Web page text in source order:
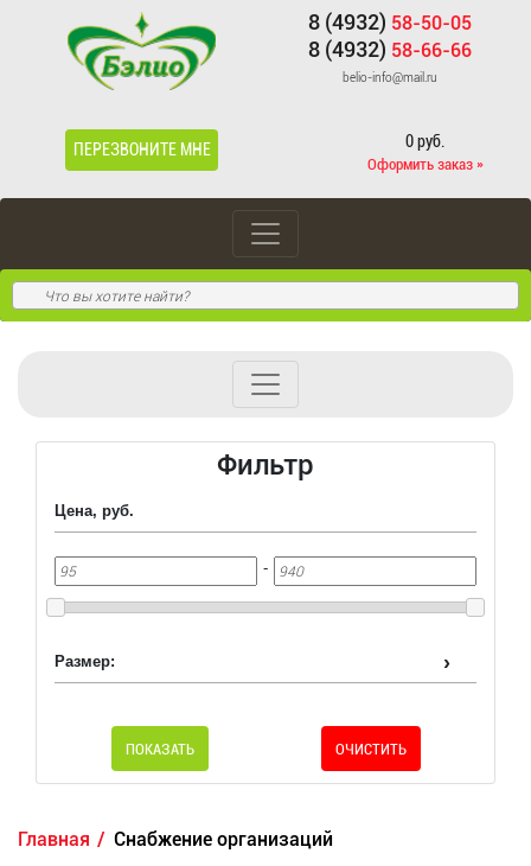
8 (4932) 58-50-05
8 (4932) 58-66-66
belio-info@mail.ru
ПЕРЕЗВОНИТЕ МНЕ 0 руб.
Оформить заказ »
Фильтр
Цена, руб.
-
Размер:
ПОКАЗАТЬ ОЧИСТИТЬ
Главная Снабжение организаций